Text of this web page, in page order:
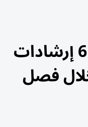
وزارة الداخلية تحدّد 6 إرشادات
فصل